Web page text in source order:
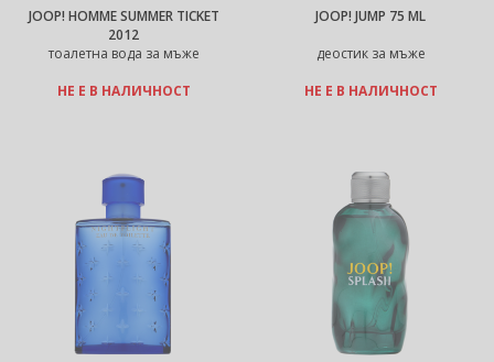
JOOP! HOMME SUMMER TICKET
2012
тоалетна вода за мъже
НЕ Е В НАЛИЧНОСТ
JOOP! JUMP 75 ML
деостик за мъже
НЕ Е В НАЛИЧНОСТ